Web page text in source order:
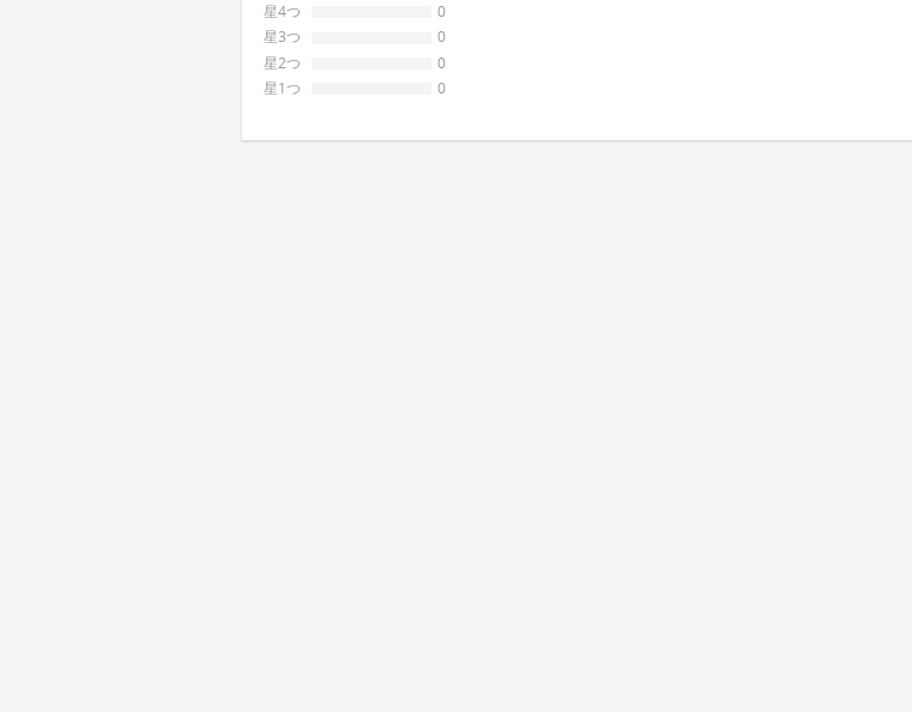
星4つ
0
星3つ
0
星2つ
0
星1つ
0